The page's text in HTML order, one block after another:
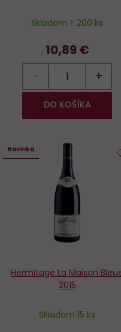
Skladom > 200 ks
10,89 €
− +
DO KOŠÍKA
Novinka
Hermitage La Maison
2015
Skladom 15 ks